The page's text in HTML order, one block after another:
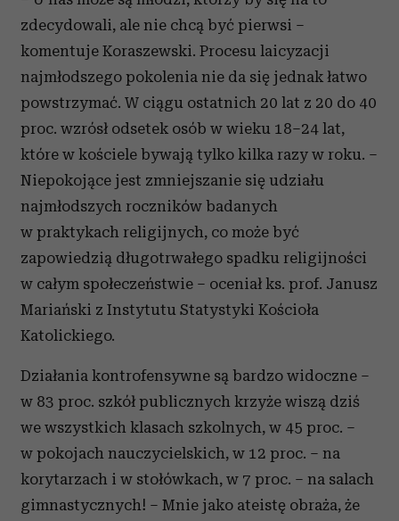
zdecydowali, ale nie chcą być pierwsi –
komentuje Koraszewski. Procesu laicyzacji
najmłodszego pokolenia nie da się jednak łatwo
powstrzymać. W ciągu ostatnich 20 lat z 20 do 40
proc. wzrósł odsetek osób w wieku 18–24 lat,
które w kościele bywają tylko kilka razy w roku. –
Niepokojące jest zmniejszanie się udziału
najmłodszych roczników badanych
w praktykach religijnych, co może być
zapowiedzią długotrwałego spadku religijności
w całym społeczeństwie – oceniał ks. prof. Janusz
Mariański z Instytutu Statystyki Kościoła
Katolickiego.
Działania kontrofensywne są bardzo widoczne –
w 83 proc. szkół publicznych krzyże wiszą dziś
we wszystkich klasach szkolnych, w 45 proc. –
w pokojach nauczycielskich, w 12 proc. – na
korytarzach i w stołówkach, w 7 proc. – na salach
gimnastycznych! – Mnie jako ateistę obraża, że